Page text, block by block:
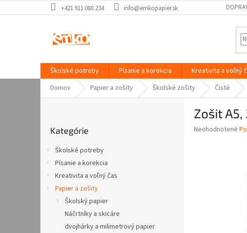
na
+421 911 080 234 info@emkopapier.sk
Školské potreby Písanie a korekcia Kreativita a voľný
Domov
Papier a zošity Školské zošity Čisté
kategórie
Kategórie
Školské potreby
Písanie a korekcia
Kreativita a voľný čas
Papier a zošity
Školský papier
Náčrtníky a skicáre
dvojhárky a milimetrový papier
Zošit
Priemerné
Neohodnotené